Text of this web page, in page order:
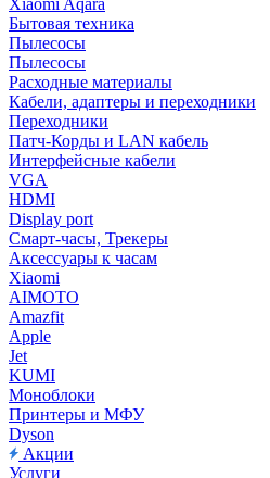
Xiaomi Aqara
Бытовая техника
Пылесосы
Пылесосы
Расходные материалы
Кабели, адаптеры и переходники
Переходники
Патч-Корды и LAN кабель
Интерфейсные кабели
VGA
HDMI
Display port
Смарт-часы, Трекеры
Аксессуары к часам
Xiaomi
AIMOTO
Amazfit
Apple
Jet
KUMI
Моноблоки
Принтеры и МФУ
Dyson
Акции
Услуги